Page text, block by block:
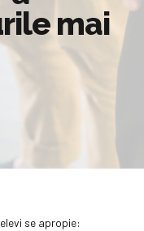
mai
se apropie: